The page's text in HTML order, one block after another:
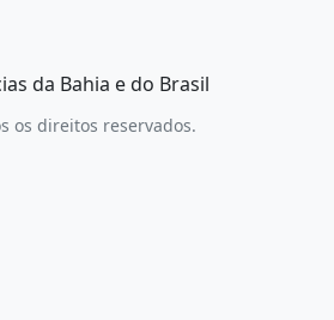
da Bahia e do Brasil
os direitos reservados.